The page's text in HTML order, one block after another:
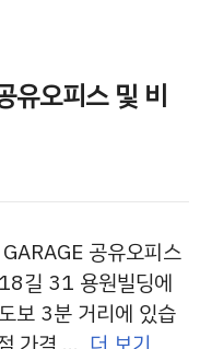
유오피스 및 비
공유오피스
길 31 용원빌딩에
보 3분 거리에 있습